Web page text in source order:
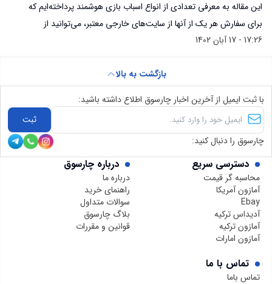
این مقاله به معرفی تعدادی از انواع اسباب بازی هوشمند پرداخته‌ایم که
برای سفارش هر یک از آنها از سایت‌های خارجی معتبر، می‌توانید از
سایت چارسوق کمک بگیرید و لینک کالا را در چارسوق قرار دهید تا خرید
17:26 - 17 آبان 1402
دسترسی سریع
محاسبه گر قیمت
آمازون آمریکا
Ebay
آدیداس ترکیه
آمازون ترکیه
آمازون امارات
درباره چارسوق
درباره ما
راهنمای خرید
سوالات متداول
بلاگ چارسوق
قوانین و مقررات
تماس با ما
تماس باما
بازگشت به بالا
با ثبت ایمیل از آخرین اخبار چارسوق اطلاع داشته باشید:
ثبت
چارسوق را دنبال کنید: